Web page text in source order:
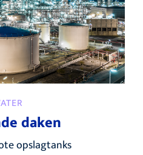
daken
opslagtanks